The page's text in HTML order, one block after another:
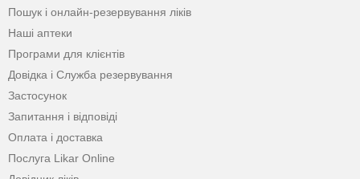
Пошук і онлайн-резервування ліків
Наші аптеки
Програми для клієнтів
Довідка і Служба резервування
Застосунок
Запитання і відповіді
Оплата і доставка
Послуга Likar Online